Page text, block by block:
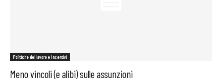
Politiche del lavoro e Incentivi
Meno vincoli (e alibi) sulle assunzioni